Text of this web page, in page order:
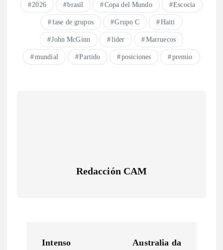
2026 brasil Copa del Mundo Escocia
fase de grupos Grupo C Haiti
John McGinn lider Marruecos
mundial Partido posiciones premio
Redacción CAM
Intenso
Australia da